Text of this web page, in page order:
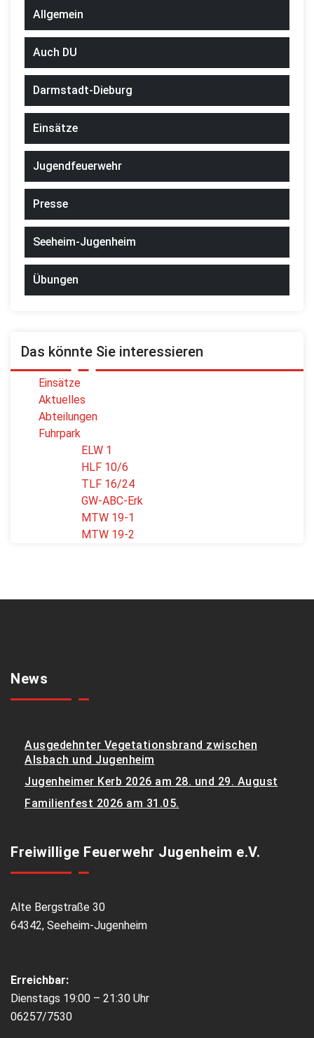
Allgemein
Auch DU
Darmstadt-Dieburg
Einsätze
Jugendfeuerwehr
Presse
Seeheim-Jugenheim
Übungen
Das könnte Sie interessieren
Einsätze
Aktuelles
Abteilungen
Fuhrpark
ELW 1
HLF 10/6
TLF 16/24
GW-ABC-Erk
MTW 19-1
MTW 19-2
News
Ausgedehnter Vegetationsbrand zwischen
Alsbach und Jugenheim
Jugenheimer Kerb 2026 am 28. und 29. August
Familienfest 2026 am 31.05.
Freiwillige Feuerwehr Jugenheim e.V.
Alte Bergstraße 30
64342, Seeheim-Jugenheim
Erreichbar:
Dienstags 19:00 – 21:30 Uhr
06257/7530